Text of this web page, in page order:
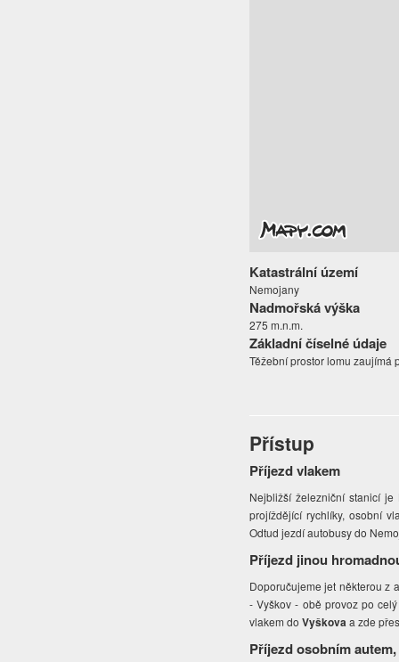
Katastrální území
Nemojany
Nadmořská výška
275 m.n.m.
Základní číselné údaje
Těžební prostor lomu zaujímá
Přístup
Příjezd vlakem
Nejbližší železniční stanicí
projíždějící rychlíky, osobní
Odtud jezdí autobusy do
Příjezd jinou
Doporučujeme jet některou z
- Vyškov - obě provoz po
vlakem doVyškovaa zde
Příjezd osobním